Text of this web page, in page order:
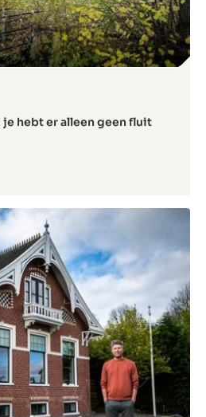
hebt er alleen geen fluit